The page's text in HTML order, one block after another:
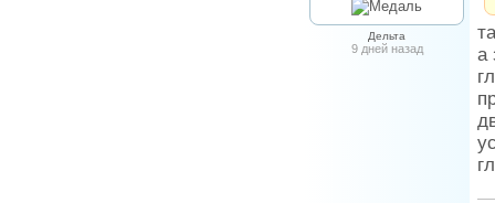
Дельта
9 дней назад
а